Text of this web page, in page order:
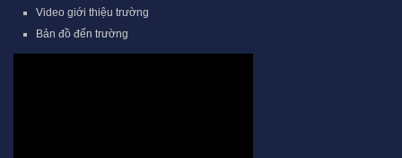
Video giới thiệu trường
Bản đồ đến trường